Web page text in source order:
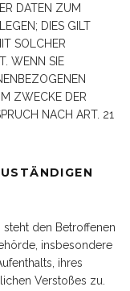
DATEN ZUM
DIES GILT
SOLCHER
WENN SIE
ZWECKE DER
NACH ART. 21
steht den Betroffenen
insbesondere
ihres
Verstoßes zu.